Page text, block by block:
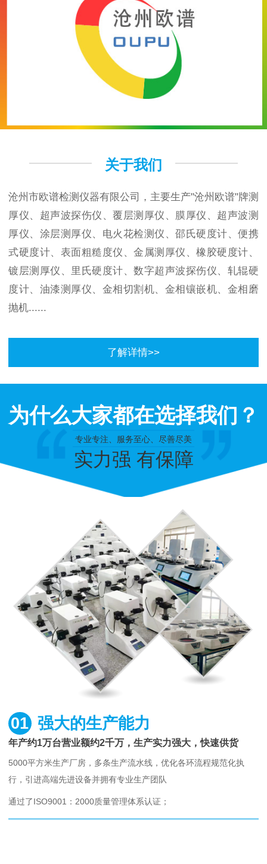
关于我们
沧州市欧谱检测仪器有限公司，主要生产"沧州欧谱"牌测
厚仪、超声波探伤仪、覆层测厚仪、膜厚仪、超声波测
厚仪、涂层测厚仪、电火花检测仪、邵氏硬度计、便携
式硬度计、表面粗糙度仪、金属测厚仪、橡胶硬度计、
镀层测厚仪、里氏硬度计、数字超声波探伤仪、轧辊硬
度计、油漆测厚仪、金相切割机、金相镶嵌机、金相磨
抛机......
了解详情>>
为什么大家都在选择我们？
专业专注、服务至心、尽善尽美
实力强 有保障
01 强大的生产能力
年产约1万台营业额约2千万，生产实力强大，快速供货
5000平方米生产厂房，多条生产流水线，优化各环流程规范化执
行，引进高端先进设备并拥有专业生产团队
通过了ISO9001：2000质量管理体系认证；